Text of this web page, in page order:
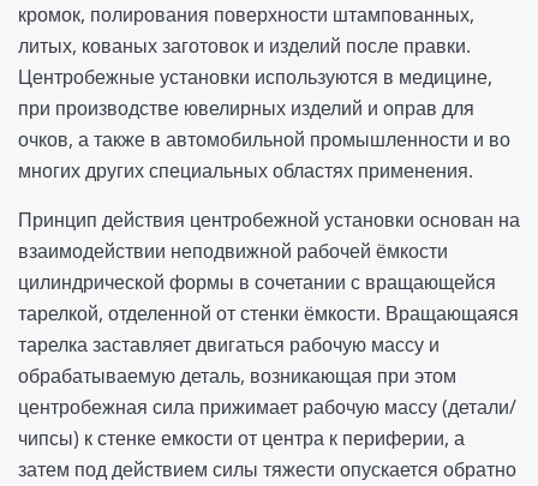
кромок, полирования поверхности штампованных,
литых, кованых заготовок и изделий после правки.
Центробежные установки используются в медицине,
при производстве ювелирных изделий и оправ для
очков, а также в автомобильной промышленности и во
многих других специальных областях применения.
Принцип действия центробежной установки основан на
взаимодействии неподвижной рабочей ёмкости
цилиндрической формы в сочетании с вращающейся
тарелкой, отделенной от стенки ёмкости. Вращающаяся
тарелка заставляет двигаться рабочую массу и
обрабатываемую деталь, возникающая при этом
центробежная сила прижимает рабочую массу (детали/
чипсы) к стенке емкости от центра к периферии, а
затем под действием силы тяжести опускается обратно